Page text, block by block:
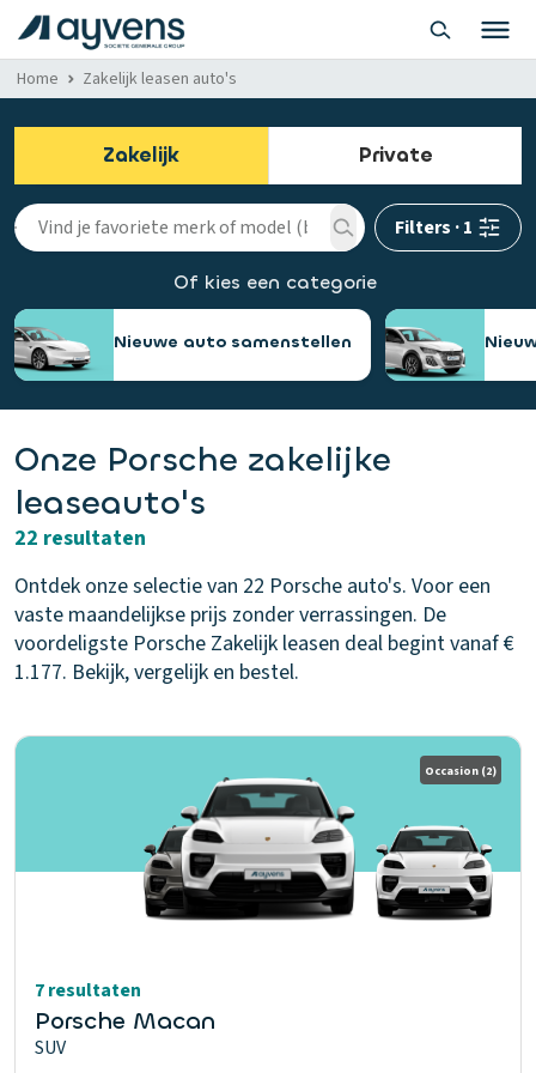
Home Zakelijk leasen auto's
Zakelijk Private
Filters ·1
Of kies een categorie
Nieuwe auto samenstellen
Onze Porsche zakelijke
leaseauto's
22 resultaten
Ontdek onze selectie van 22 Porsche auto's. Voor een
vaste maandelijkse prijs zonder verrassingen. De
voordeligste Porsche Zakelijk leasen deal begint vanaf €
1.177. Bekijk, vergelijk en bestel.
Occasion (2)
7 resultaten
Porsche Macan
SUV